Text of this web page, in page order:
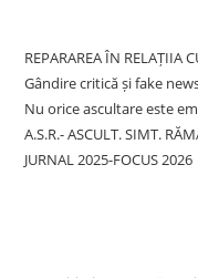
REPARAREA ÎN RELAȚIIA
Gândire critică și fake
Nu orice ascultare este
A.S.R.- ASCULT. SIMT.
JURNAL 2025-FOCUS 2026